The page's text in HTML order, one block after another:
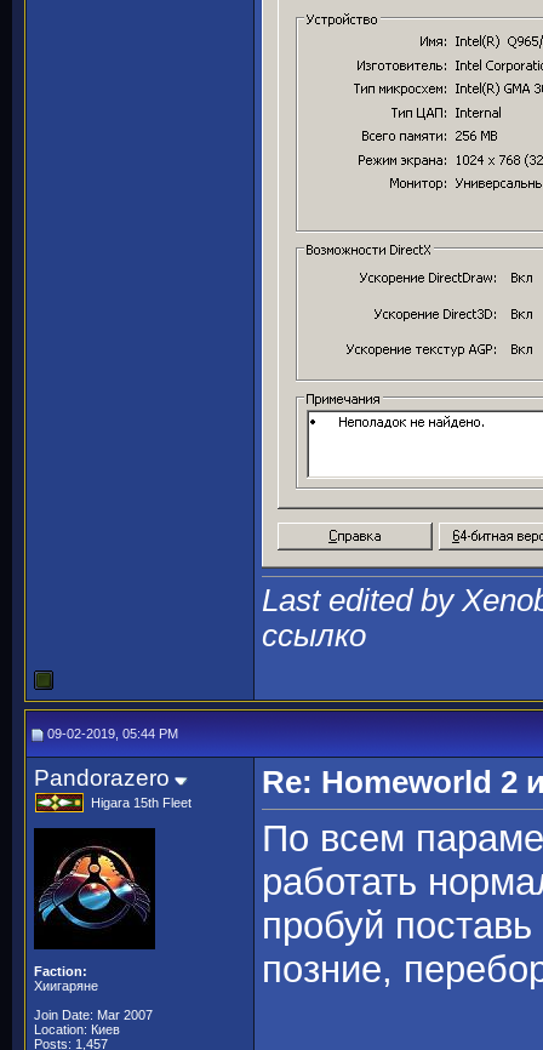
Last edited by
ссылко
09-02-2019, 05:44 PM
Pandorazero
Higara 15th Fleet
Faction:
Хиигаряне
Join Date: Mar 2007
Location: Киев
Posts: 1,457
Re: Homeworld 2
По всем
работать
пробуй
позние,